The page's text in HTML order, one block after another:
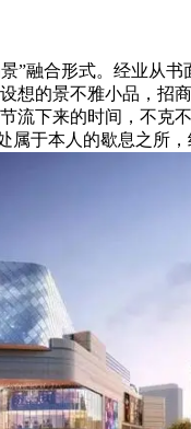
”融合形式。经业从
想的景不雅小品，招
流下来的时间，不克
于本人的歇息之所